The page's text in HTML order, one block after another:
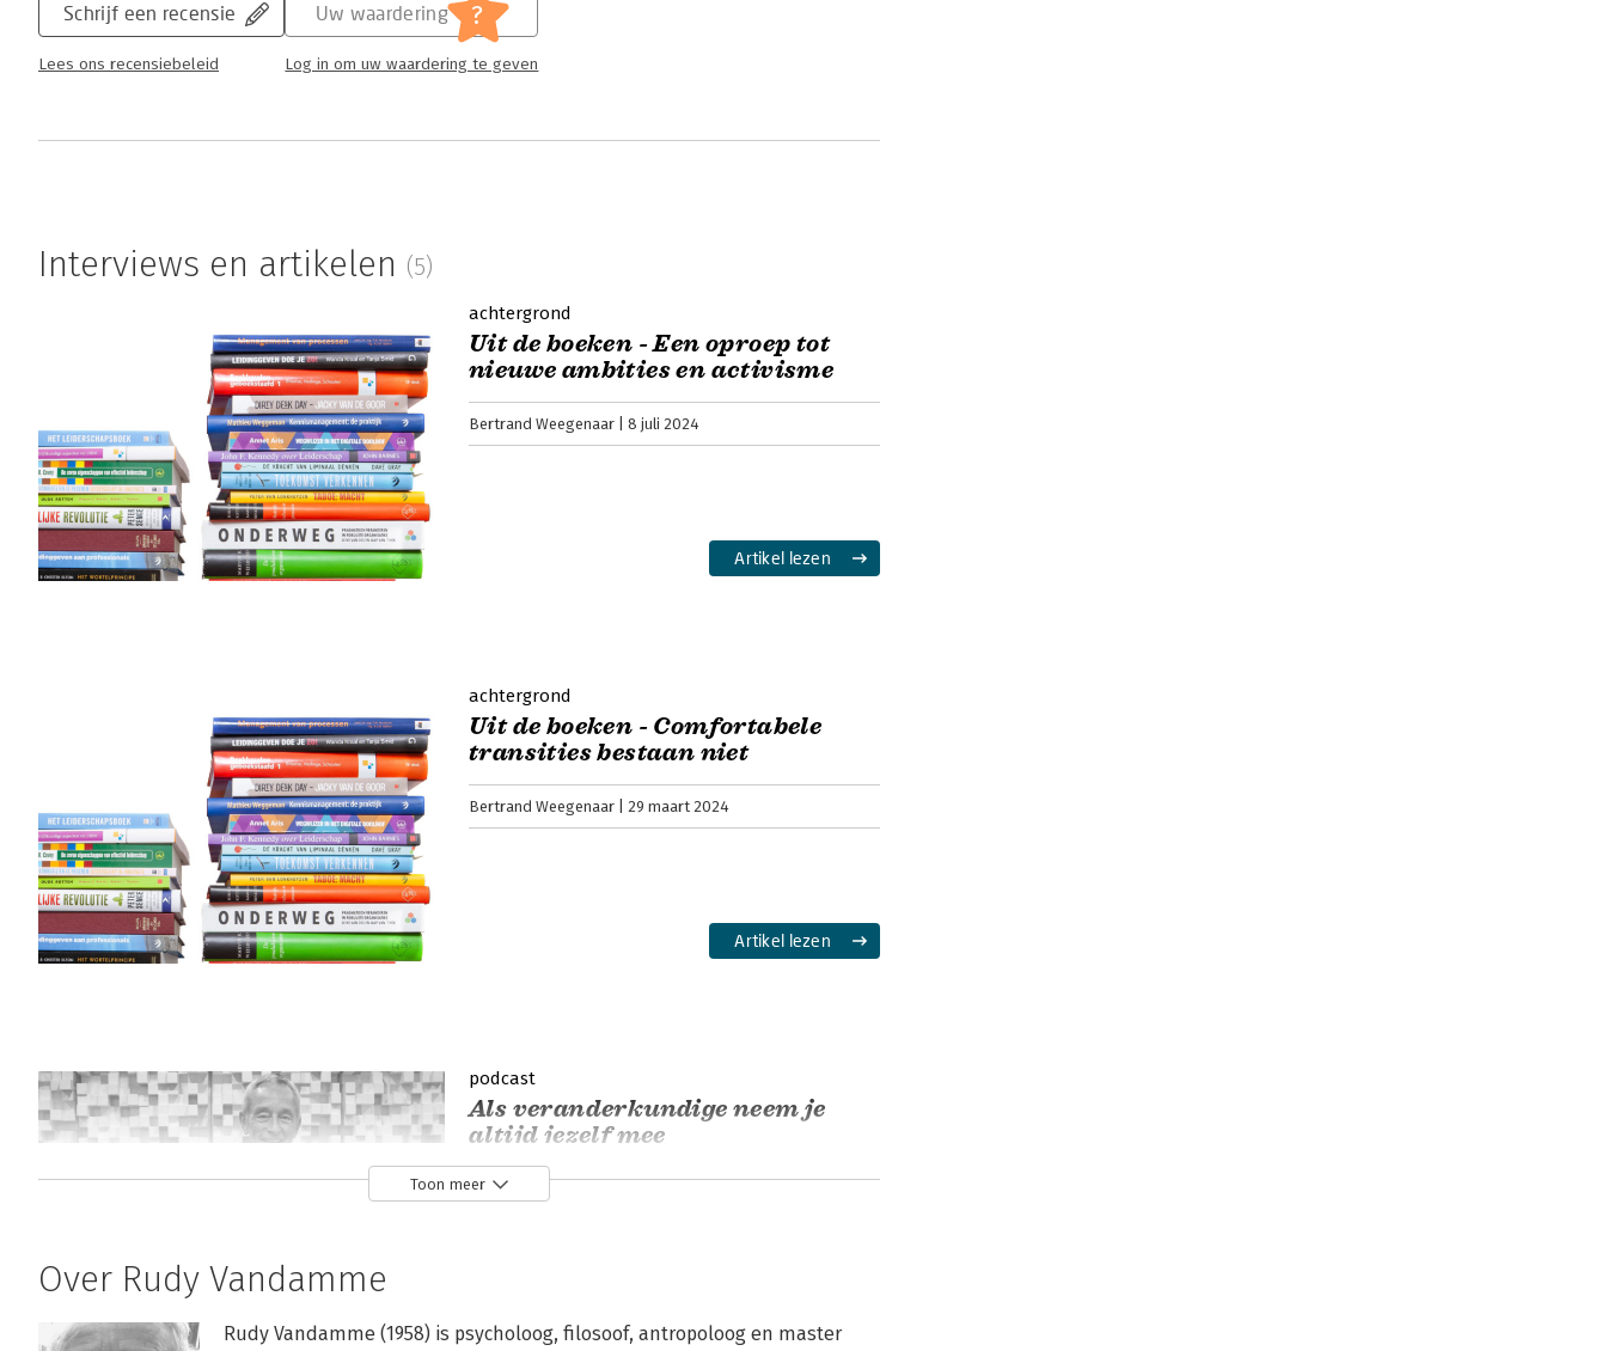
Schrijf een recensie
Lees ons recensiebeleid
Uw waardering ?
Log in om uw waardering te geven
Interviews en artikelen (5)
achtergrond
Uit de boeken - Een oproep tot
nieuwe ambities en activisme
Bertrand Weegenaar 8 juli 2024
Artikel lezen
achtergrond
Uit de boeken - Comfortabele
transities bestaan niet
Bertrand Weegenaar 29 maart 2024
Artikel lezen
podcast
Als veranderkundige neem je
altijd jezelf mee
Karin de Zwaan
Artikel lezen
Toon meer
Over Rudy Vandamme
Rudy Vandamme (1958) is psycholoog, filosoof, antropoloog en master